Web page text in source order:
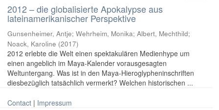
2012 – die globalisierte Apokalypse aus
lateinamerikanischer Perspektive
Gunsenheimer, Antje; Wehrheim, Monika; Albert, Mechthild;
Noack, Karoline (2017)
2012 erlebte die Welt einen spektakulären Medienhype um
einen angeblich im Maya-Kalender vorausgesagten
Weltuntergang. Was ist in den Maya-Hieroglypheninschriften
diesbezüglich tatsächlich vermerkt? Welchen historischen ...
Contact | Impressum